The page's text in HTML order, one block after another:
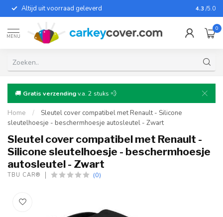
Altijd uit voorraad geleverd Voor
4.3 /5.0
MENU
0
🚚 Gratis verzendingv.a. 2 stuks 💨
Home /
Sleutel cover compatibel met Renault - Silicone
sleutelhoesje - beschermhoesje autosleutel - Zwart
Sleutel cover compatibel met Renault -
Silicone sleutelhoesje - beschermhoesje
autosleutel - Zwart
TBU CAR® (0)